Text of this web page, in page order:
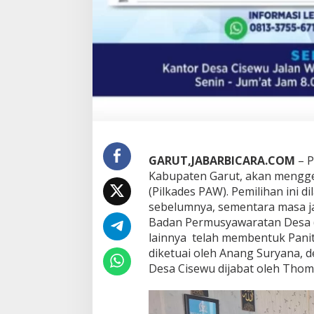
w
n
T
a
n
S
e
a
r
a
T
e
r
b
u
GARUT,JABARBICARA.COM –
Kabupaten Garut, akan
(Pilkades PAW). Pemilihan ini
sebelumnya, sementara
Badan Permusyawaratan Desa
lainnya telah membentuk
diketuai oleh Anang Suryana,
Desa Cisewu dijabat oleh